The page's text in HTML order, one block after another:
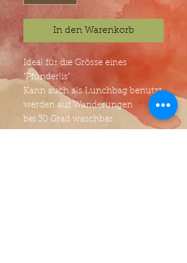
In den Warenkorb
Ideal für die Grösse eines
"Pfünderlis"
Kann auch als Lunchbag benutzt
werden auf Wanderungen
bei 30 Grad waschbar